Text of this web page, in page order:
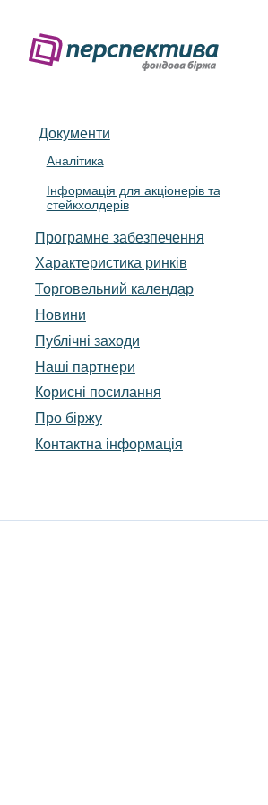
Документи
Аналітика
Інформація для акціонерів та
стейкхолдерів
Програмне забезпечення
Характеристика pинків
Торговельний календар
Новини
Публічні заходи
Наші партнери
Корисні посилання
Про біржу
Контактна інформація